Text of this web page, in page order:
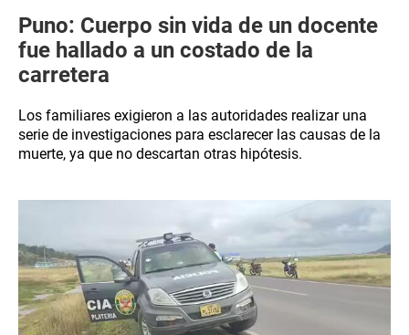
Puno: Cuerpo sin vida de un docente
fue hallado a un costado de la
carretera
Los familiares exigieron a las autoridades realizar una
serie de investigaciones para esclarecer las causas de la
muerte, ya que no descartan otras hipótesis.